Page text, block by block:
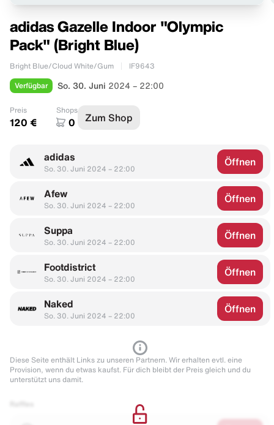
adidas Gazelle Indoor "Olympic
Pack" (Bright Blue)
Bright Blue/Cloud White/Gum IF9643
Verfügbar So. 30. Juni 2024 – 22:00
Preis
120 €
Shops
0 Zum Shop
adidas
So. 30. Juni 2024 – 22:00
Öffnen
Afew
So. 30. Juni 2024 – 22:00
Öffnen
Suppa
So. 30. Juni 2024 – 22:00
Öffnen
Footdistrict
So. 30. Juni 2024 – 22:00
Öffnen
Naked
So. 30. Juni 2024 – 22:00
Öffnen
Diese Seite enthält Links zu unseren Partnern. Wir erhalten evtl. eine
Provision, wenn du etwas kaufst. Für dich bleibt der Preis gleich und du
unterstützt uns damit.